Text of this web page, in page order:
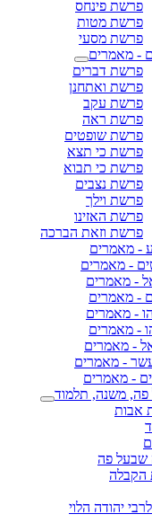
פרשת פינחס
פרשת מטות
פרשת מסעי
- מאמרים
פרשת דברים
פרשת ואתחנן
פרשת עקב
פרשת ראה
פרשת שופטים
פרשת כי תצא
פרשת כי תבוא
פרשת נצבים
פרשת וילך
פרשת האזינו
פרשת וזאת הברכה
- מאמרים
- מאמרים
- מאמרים
- מאמרים
- מאמרים
- מאמרים
- מאמרים
- מאמרים
- מאמרים
משנה, תלמוד
אבות
שבעל פה
הקבלה
יהודה הלוי